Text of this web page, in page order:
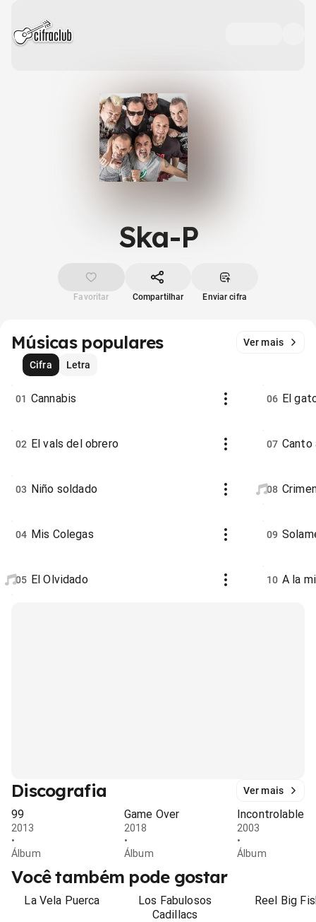
Ska-P
Favoritar Compartilhar Enviar cifra
Músicas populares
Ver mais
Cifra
Letra
01 Cannabis
02 El vals del obrero
03 Niño soldado
04 Mis Colegas
05 El Olvidado
06 El
07 Canto
08
09
10 A la
Discografia Ver mais
99
2013
•
Álbum
Game Over
2018
•
Álbum
Incontrolable
2003
•
Álbum
Você também pode gostar
La Vela Puerca
Los Fabulosos
Cadillacs
Reel Big